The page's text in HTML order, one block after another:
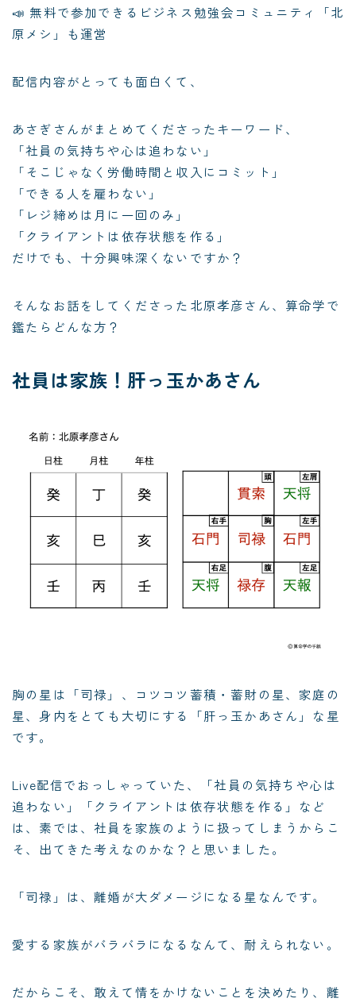
📣 無料で参加できるビジネス勉強会コミュニティ「北
原メシ」も運営
配信内容がとっても面白くて、
あさぎさんがまとめてくださったキーワード、
「社員の気持ちや心は追わない」
「そこじゃなく労働時間と収入にコミット」
「できる人を雇わない」
「レジ締めは月に一回のみ」
「クライアントは依存状態を作る」
だけでも、十分興味深くないですか？
そんなお話をしてくださった北原孝彦さん、算命学で
鑑たらどんな方？
社員は家族！肝っ玉かあさん
胸の星は「司禄」、コツコツ蓄積・蓄財の星、家庭の
星、身内をとても大切にする「肝っ玉かあさん」な星
です。
Live配信でおっしゃっていた、「社員の気持ちや心は
追わない」「クライアントは依存状態を作る」など
は、素では、社員を家族のように扱ってしまうからこ
そ、出てきた考えなのかな？と思いました。
「司禄」は、離婚が大ダメージになる星なんです。
愛する家族がバラバラになるなんて、耐えられない。
だからこそ、敢えて情をかけないことを決めたり、離